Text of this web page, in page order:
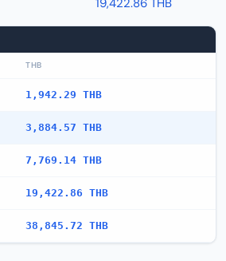
19,422.86 THB
THB
1,942.29 THB
3,884.57 THB
7,769.14 THB
19,422.86 THB
38,845.72 THB